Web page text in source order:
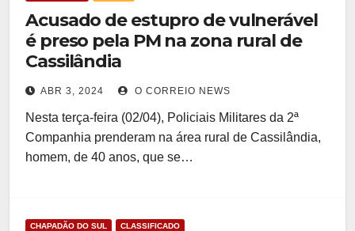
Acusado de estupro de vulnerável
é preso pela PM na zona rural de
Cassilândia
ABR 3, 2024 O CORREIO NEWS
Nesta terça-feira (02/04), Policiais Militares da 2ª
Companhia prenderam na área rural de Cassilândia,
homem, de 40 anos, que se…
CHAPADÃO DO SUL CLASSIFICADO